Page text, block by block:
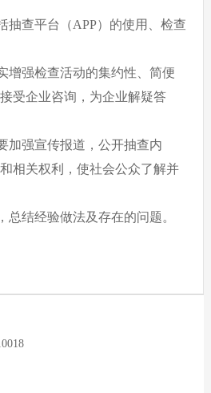
抽查平台（APP）的使用、检查
增强检查活动的集约性、简便
受企业咨询，为企业解疑答
加强宣传报道， 公开抽查内
相关权利，使社会公众了解并
总结经验做法及存在的问题。